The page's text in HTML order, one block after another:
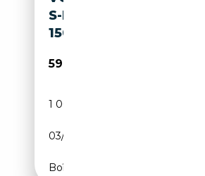
S-MODELL BEACH
150 PS TDI DSG
59 999€
1 000 km
03/2026
Boîte automatique